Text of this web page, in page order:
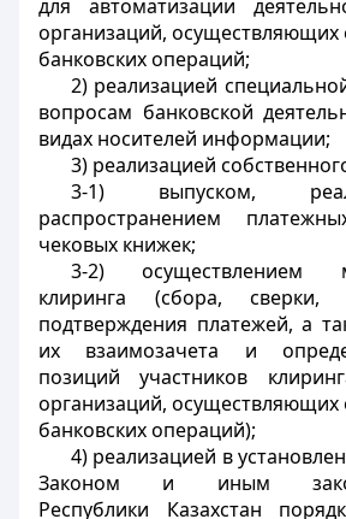
для автоматизации
организаций,
банковских операций;
2) реализацией
вопросам банковской
видах носителей информации;
3) реализацией
3-1) выпуском,
распространением
чековых книжек;
3-2) осуществлением
клиринга (сбора, сверки,
подтверждения платежей, а
их взаимозачета и
позиций участников
организаций,
банковских операций);
4) реализацией в
Законом и иным
Республики Казахстан